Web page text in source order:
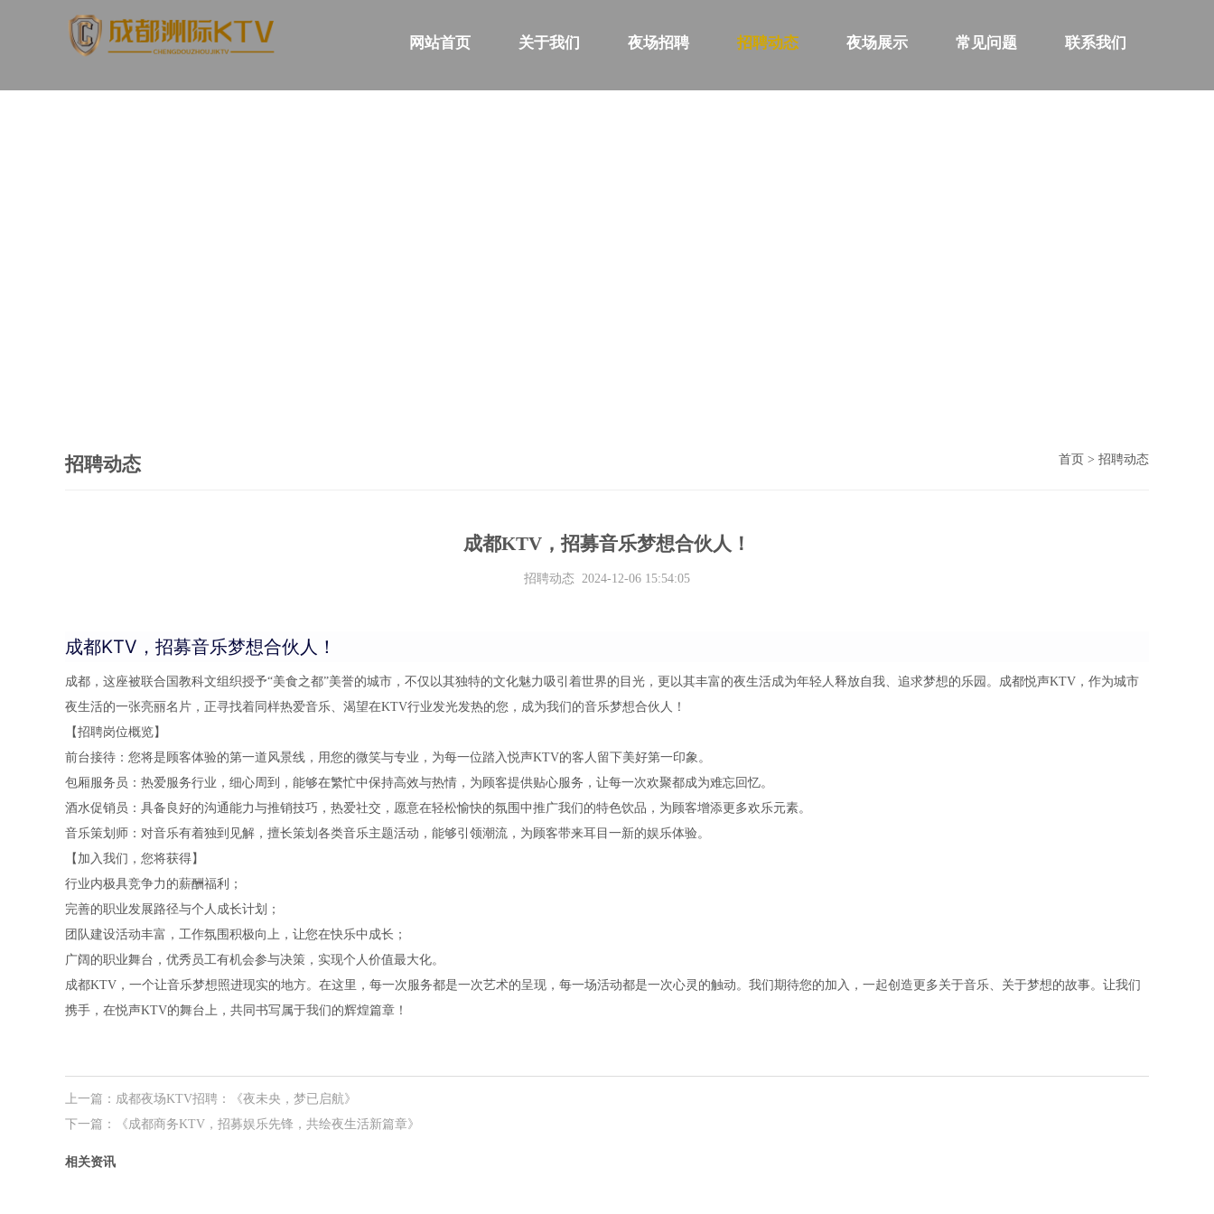
网站首页 关于我们 夜场招聘 招聘动态 夜场展示 常见问题 联系我们
招聘动态 首页 > 招聘动态
成都KTV，招募音乐梦想合伙人！
招聘动态 2024-12-06 15:54:05
成都KTV，招募音乐梦想合伙人！
成都，这座被联合国教科文组织授予“美食之都”美誉的城市，不仅以其独特的文化魅力吸引着世界的目光，更以其丰富的夜生活成为年轻人释放自我、追求梦想的乐园。成都悦声KTV，作为城市
夜生活的一张亮丽名片，正寻找着同样热爱音乐、渴望在KTV行业发光发热的您，成为我们的音乐梦想合伙人！
【招聘岗位概览】
前台接待：您将是顾客体验的第一道风景线，用您的微笑与专业，为每一位踏入悦声KTV的客人留下美好第一印象。
包厢服务员：热爱服务行业，细心周到，能够在繁忙中保持高效与热情，为顾客提供贴心服务，让每一次欢聚都成为难忘回忆。
酒水促销员：具备良好的沟通能力与推销技巧，热爱社交，愿意在轻松愉快的氛围中推广我们的特色饮品，为顾客增添更多欢乐元素。
音乐策划师：对音乐有着独到见解，擅长策划各类音乐主题活动，能够引领潮流，为顾客带来耳目一新的娱乐体验。
【加入我们，您将获得】
行业内极具竞争力的薪酬福利；
完善的职业发展路径与个人成长计划；
团队建设活动丰富，工作氛围积极向上，让您在快乐中成长；
广阔的职业舞台，优秀员工有机会参与决策，实现个人价值最大化。
成都KTV，一个让音乐梦想照进现实的地方。在这里，每一次服务都是一次艺术的呈现，每一场活动都是一次心灵的触动。我们期待您的加入，一起创造更多关于音乐、关于梦想的故事。让我们
携手，在悦声KTV的舞台上，共同书写属于我们的辉煌篇章！
上一篇： 成都夜场KTV招聘：《夜未央，梦已启航》
下一篇：
《成都商务KTV，招募娱乐先锋，共绘夜生活新篇章》
相关资讯